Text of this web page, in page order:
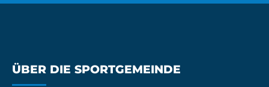
ÜBER DIE SPORTGEMEINDE